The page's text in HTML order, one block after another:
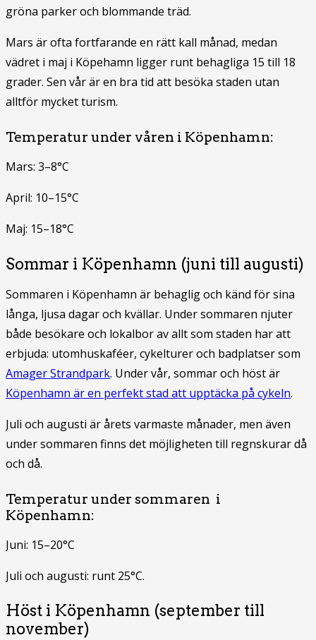
gröna parker och blommande träd.
Mars är ofta fortfarande en rätt kall månad, medan
vädret i maj i Köpehamn ligger runt behagliga 15 till 18
grader. Sen vår är en bra tid att besöka staden utan
alltför mycket turism.
Temperatur under våren i Köpenhamn:
Mars: 3–8°C
April: 10–15°C
Maj: 15–18°C
Sommar i Köpenhamn (juni till augusti)
Sommaren i Köpenhamn är behaglig och känd för sina
långa, ljusa dagar och kvällar. Under sommaren njuter
både besökare och lokalbor av allt som staden har att
erbjuda: utomhuskaféer, cykelturer och badplatser som
Amager Strandpark. Under vår, sommar och höst är
Köpenhamn är en perfekt stad att upptäcka på cykeln.
Juli och augusti är årets varmaste månader, men även
under sommaren finns det möjligheten till regnskurar då
och då.
Temperatur under sommaren i
Köpenhamn:
Juni: 15–20°C
Juli och augusti: runt 25°C.
Höst i Köpenhamn (september till
november)